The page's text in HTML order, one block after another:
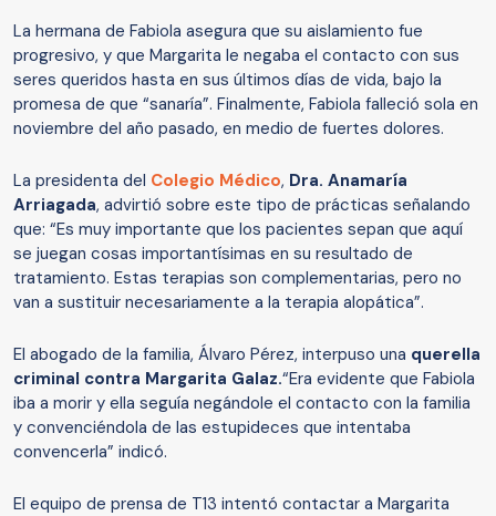
La hermana de Fabiola asegura que su aislamiento fue
progresivo, y que Margarita le negaba el contacto con sus
seres queridos hasta en sus últimos días de vida, bajo la
promesa de que “sanaría”. Finalmente, Fabiola falleció sola en
noviembre del año pasado, en medio de fuertes dolores.
La presidenta del Colegio Médico, Dra. Anamaría
Arriagada, advirtió sobre este tipo de prácticas señalando
que: “Es muy importante que los pacientes sepan que aquí
se juegan cosas importantísimas en su resultado de
tratamiento. Estas terapias son complementarias, pero no
van a sustituir necesariamente a la terapia alopática”.
El abogado de la familia, Álvaro Pérez, interpuso una querella
criminal contra Margarita Galaz.“Era evidente que Fabiola
iba a morir y ella seguía negándole el contacto con la familia
y convenciéndola de las estupideces que intentaba
convencerla” indicó.
El equipo de prensa de T13 intentó contactar a Margarita